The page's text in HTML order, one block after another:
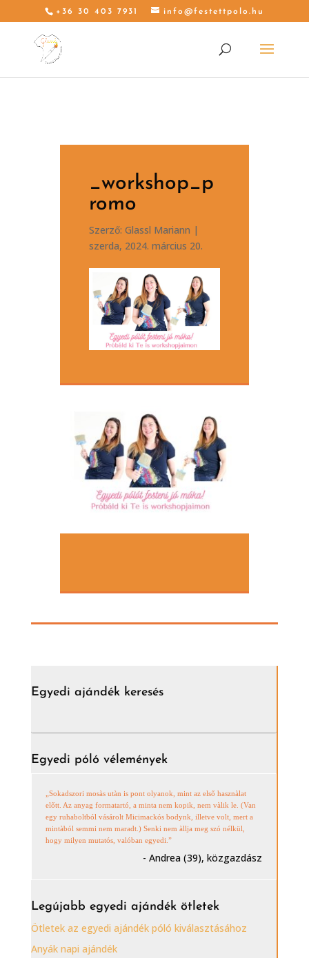
+36 30 403 7931 info@festettpolo.hu
_workshop_p
romo
Szerző: Glassl Mariann |
szerda, 2024. március 20.
Egyedi ajándék keresés
Egyedi póló vélemények
„Sokadszori mosàs utàn is pont olyanok, mint az első hasznàlat
előtt. Az anyag formatartó, a minta nem kopik, nem vàlik le. (Van
egy ruhaboltból vásárolt Micimackós bodynk, illetve volt, mert a
mintàból semmi nem maradt.) Senki nem àllja meg szó nélkül,
hogy milyen mutatós, valóban egyedi.”
- Andrea (39), közgazdász
Legújabb egyedi ajándék ötletek
Ötletek az egyedi ajándék póló kiválasztásához
Anyák napi ajándék